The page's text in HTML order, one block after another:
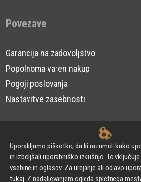
Povezave
Garancija na zadovoljstvo
Popolnoma varen nakup
Pogoji poslovanja
Uporabljamo piškotke, da bi razumeli kako
in izboljšali uporabniško izkušnjo. To
vsebine in oglasov. Za urejanje ali odjavo
tukaj. Z nadaljevanjem ogleda spletnega
Nastavitve zasebnosti
© 2024 Urni d.o.o. - Gradbeni stroji.